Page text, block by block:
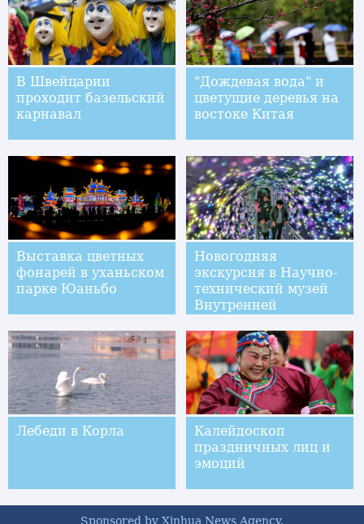
В Швейцарии
проходит базельский
карнавал
"Дождевая вода" и
цветущие деревья на
востоке Китая
Выставка цветных
фонарей в уханьском
парке Юаньбо
Новогодняя
экскурсия в Научно-
технический музей
Внутренней
Лебеди в Корла
Калейдоскоп
праздничных лиц и
эмоций
Sponsored by Xinhua News Agency.